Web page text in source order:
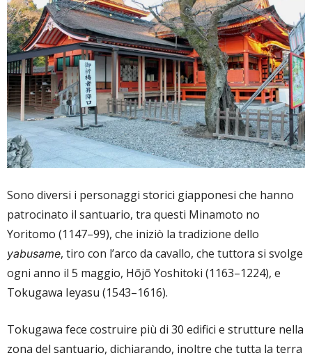
Sono diversi i personaggi storici giapponesi che hanno
patrocinato il santuario, tra questi Minamoto no
Yoritomo (1147–99), che iniziò la tradizione dello
yabusame, tiro con l’arco da cavallo, che tuttora si svolge
ogni anno il 5 maggio, Hōjō Yoshitoki (1163–1224), e
Tokugawa Ieyasu (1543–1616).
Tokugawa fece costruire più di 30 edifici e strutture nella
zona del santuario, dichiarando, inoltre che tutta la terra